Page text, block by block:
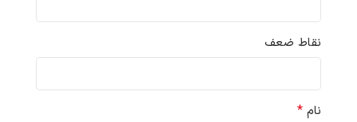
نقاط ضعف
نام *